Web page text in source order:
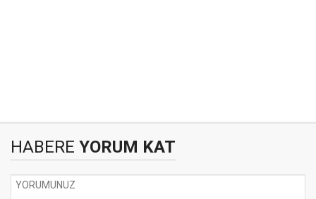
HABERE YORUM KAT